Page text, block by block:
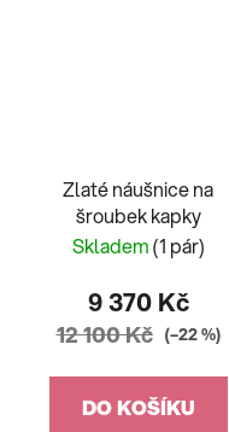
Zlaté náušnice na
šroubek kapky
Skladem(1 pár)
9 370 Kč
12 100 Kč (–22 %)
DO KOŠÍKU